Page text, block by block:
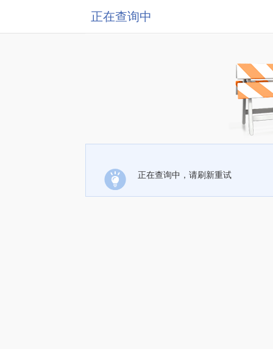
正在查询中
正在查询中，请刷新重试